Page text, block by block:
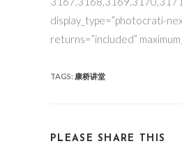
display_type=”photocrati-
returns=”included”
TAGS: 康桥讲堂
PLEASE SHARE THIS